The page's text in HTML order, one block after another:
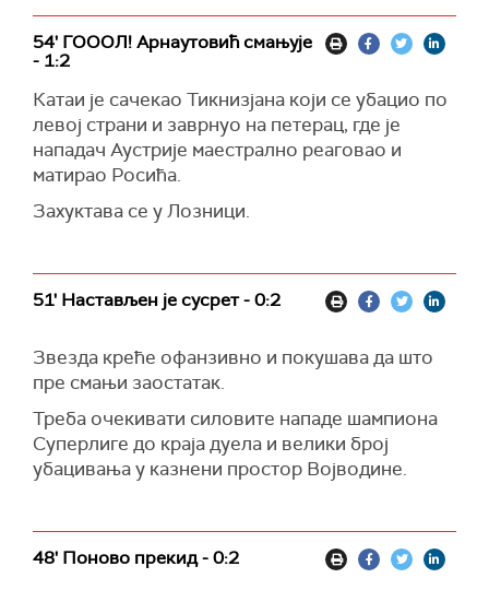
54' ГОООЛ! Арнаутовић смањује
- 1:2
Катаи је сачекао Тикнизјана који се убацио по
левој страни и заврнуо на петерац, где је
нападач Аустрије маестрално реаговао и
матирао Росића.
Захуктава се у Лозници.
51' Настављен је сусрет - 0:2
Звезда креће офанзивно и покушава да што
пре смањи заостатак.
Треба очекивати силовите нападе шампиона
Суперлиге до краја дуела и велики број
убацивања у казнени простор Војводине.
48' Поново прекид - 0:2